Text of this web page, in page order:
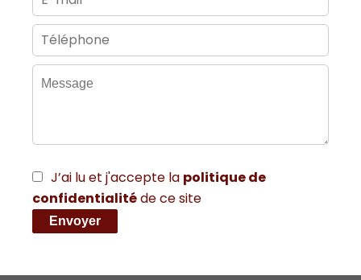
J’ai lu et j'accepte la politique de
confidentialitéde ce site
Envoyer